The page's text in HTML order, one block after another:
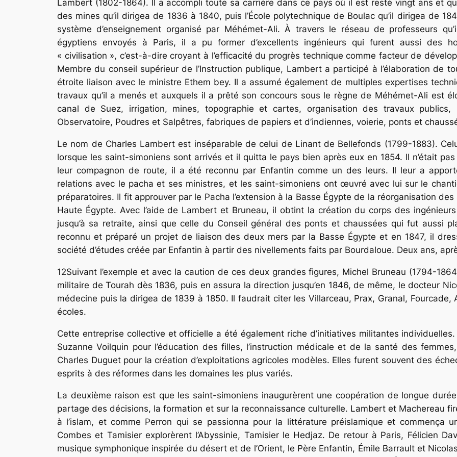
Lambert (1802-1864). Il a accompli toute sa carrière dans ce pays où il est resté vingt ans et
des mines qu’il dirigea de 1836 à 1840, puis l’École polytechnique de Boulac qu’il dirigea de
système d’enseignement organisé par Méhémet-Ali. À travers le réseau de professeurs
égyptiens envoyés à Paris, il a pu former d’excellents ingénieurs qui furent aussi des
« civilisation », c’est-à-dire croyant à l’efficacité du progrès technique comme facteur de
Membre du conseil supérieur de l’Instruction publique, Lambert a participé à l’élaboration de
étroite liaison avec le ministre Ethem bey. Il a assumé également de multiples expertises
travaux qu’il a menés et auxquels il a prêté son concours sous le règne de Méhémet-Ali est
canal de Suez, irrigation, mines, topographie et cartes, organisation des travaux publics,
Observatoire, Poudres et Salpêtres, fabriques de papiers et d’indiennes, voierie, ponts et
Le nom de Charles Lambert est inséparable de celui de Linant de Bellefonds (1799-1883).
lorsque les saint-simoniens sont arrivés et il quitta le pays bien après eux en 1854. Il n’était
leur compagnon de route, il a été reconnu par Enfantin comme un des leurs. Il leur a
relations avec le pacha et ses ministres, et les saint-simoniens ont œuvré avec lui sur le
préparatoires. Il fit approuver par le Pacha l’extension à la Basse Égypte de la réorganisation
Haute Égypte. Avec l’aide de Lambert et Bruneau, il obtint la création du corps des
jusqu’à sa retraite, ainsi que celle du Conseil général des ponts et chaussées qui fut aussi
reconnu et préparé un projet de liaison des deux mers par la Basse Égypte et en 1847, il
société d’études créée par Enfantin à partir des nivellements faits par Bourdaloue. Deux ans,
12Suivant l’exemple et avec la caution de ces deux grandes figures, Michel Bruneau (1794-
militaire de Tourah dès 1836, puis en assura la direction jusqu’en 1846, de même, le docteur
médecine puis la dirigea de 1839 à 1850. Il faudrait citer les Villarceau, Prax, Granal,
écoles.
Cette entreprise collective et officielle a été également riche d’initiatives militantes
Suzanne Voilquin pour l’éducation des filles, l’instruction médicale et de la santé des
Charles Duguet pour la création d’exploitations agricoles modèles. Elles furent souvent des
esprits à des réformes dans les domaines les plus variés.
La deuxième raison est que les saint-simoniens inaugurèrent une coopération de longue
partage des décisions, la formation et sur la reconnaissance culturelle. Lambert et Machereau
à l’islam, et comme Perron qui se passionna pour la littérature préislamique et commença
Combes et Tamisier explorèrent l’Abyssinie, Tamisier le Hedjaz. De retour à Paris, Félicien
musique symphonique inspirée du désert et de l’Orient, le Père Enfantin, Émile Barrault et